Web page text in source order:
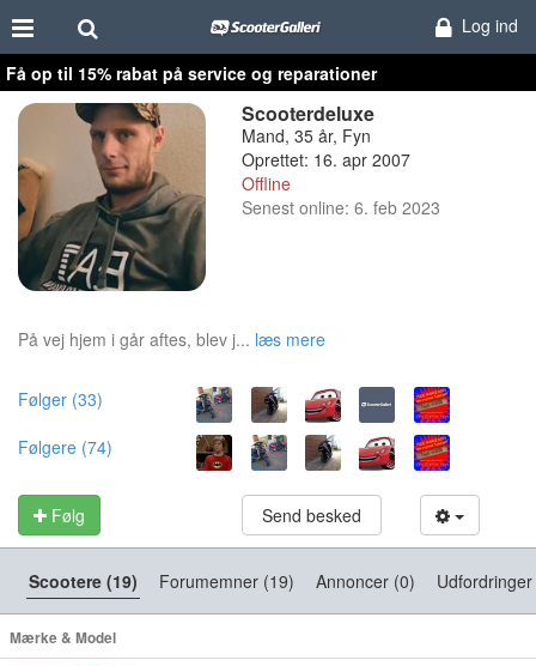
Log ind
Få op til 15% rabat på service og reparationer
Scooterdeluxe
Mand, 35 år, Fyn
Oprettet: 16. apr 2007
Offline
Senest online: 6. feb 2023
På vej hjem i går aftes, blev j... læs mere
Følger (33)
Følgere (74)
Følg Send besked
Scootere (19) Forumemner (19) Annoncer (0)
Mærke & Model